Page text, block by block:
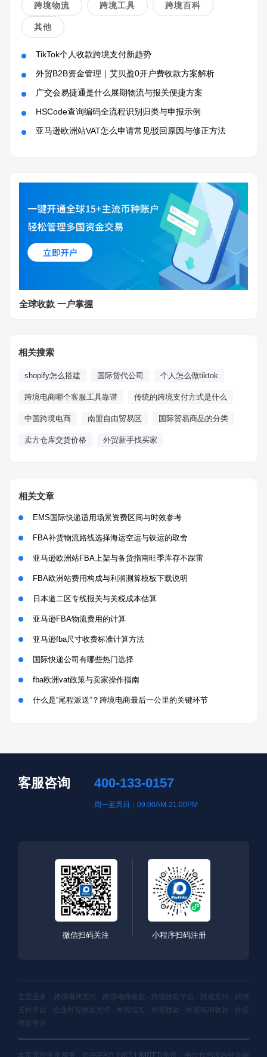
跨境物流 跨境工具 跨境百科
其他
TikTok个人收款跨境支付新趋势
外贸B2B资金管理｜艾贝盈0开户费收款方案解析
广交会易捷通是什么展期物流与报关便捷方案
HSCode查询编码全流程识别归类与申报示例
亚马逊欧洲站VAT怎么申请常见驳回原因与修正方法
全球收款 一户掌握
相关搜索
shopify怎么搭建 国际货代公司 个人怎么做tiktok
跨境电商哪个客服工具靠谱 传统的跨境支付方式是什么
中国跨境电商 南盟自由贸易区 国际贸易商品的分类
卖方仓库交货价格 外贸新手找买家
相关文章
EMS国际快递适用场景资费区间与时效参考
FBA补货物流路线选择海运空运与铁运的取舍
亚马逊欧洲站FBA上架与备货指南旺季库存不踩雷
FBA欧洲站费用构成与利润测算模板下载说明
日本道二区专线报关与关税成本估算
亚马逊FBA物流费用的计算
亚马逊fba尺寸收费标准计算方法
国际快递公司有哪些热门选择
fba欧洲vat政策与卖家操作指南
什么是“尾程派送”？跨境电商最后一公里的关键环节
客服咨询 400-133-0157
周一至周日：09:00AM-21:00PM
微信扫码关注 小程序扫码注册
主营业务：跨境电商支付 · 跨境电商收款 · 跨境收款平台 · 跨境支付 · 跨境
支付平台 · 企业外贸收款方式 · 外贸结汇 · 外贸收款 · 外贸B2B收款 · 外贸
收款平台
本页面所提及服务，均由IPAYLINKS LIMITED负责，由合作的境内外金融